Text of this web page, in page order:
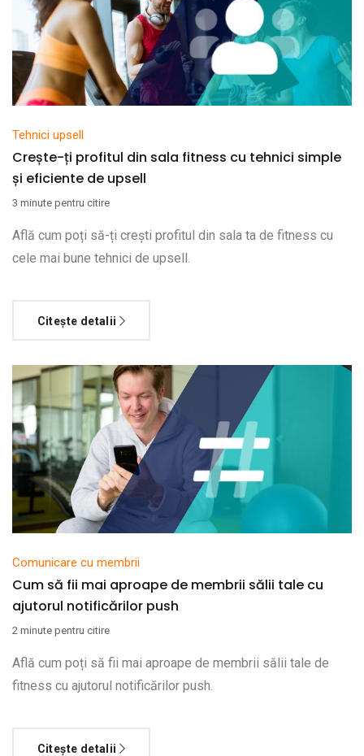
Tehnici upsell
Crește-ți profitul din sala fitness cu tehnici simple
și eficiente de upsell
3 minute pentru citire
Află cum poți să-ți crești profitul din sala ta de fitness cu
cele mai bune tehnici de upsell.
Citește detalii
Comunicare cu membrii
Cum să fii mai aproape de membrii sălii tale cu
ajutorul notificărilor push
2 minute pentru citire
Află cum poți să fii mai aproape de membrii sălii tale de
fitness cu ajutorul notificărilor push.
Citește detalii